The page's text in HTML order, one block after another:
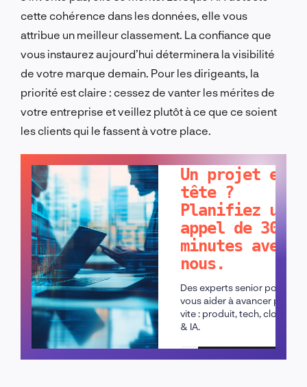
cette cohérence dans les données, elle vous
attribue un meilleur classement. La confiance que
vous instaurez aujourd’hui déterminera la visibilité
de votre marque demain. Pour les dirigeants, la
priorité est claire : cessez de vanter les mérites de
votre entreprise et veillez plutôt à ce que ce soient
les clients qui le fassent à votre place.
Un projet en
tête ?
Planifiez un
appel de 30
minutes avec
nous.
Des experts senior pour
vous aider à avancer plus
vite : produit, tech, cloud
& IA.
Planifier un appel